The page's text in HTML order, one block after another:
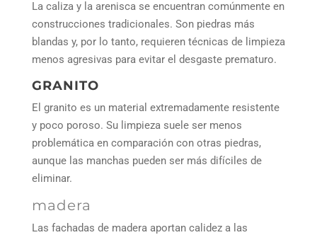
La caliza y la arenisca se encuentran comúnmente en
construcciones tradicionales. Son piedras más
blandas y, por lo tanto, requieren técnicas de limpieza
menos agresivas para evitar el desgaste prematuro.
GRANITO
El granito es un material extremadamente resistente
y poco poroso. Su limpieza suele ser menos
problemática en comparación con otras piedras,
aunque las manchas pueden ser más difíciles de
eliminar.
madera
Las fachadas de madera aportan calidez a las